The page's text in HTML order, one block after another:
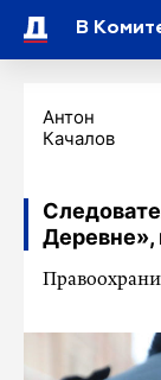
Антон
Качалов
Деревне»,